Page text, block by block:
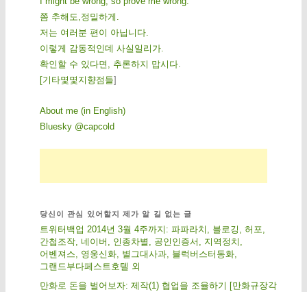
쫌 추해도,정밀하게.
저는 여러분 편이 아닙니다.
이렇게 감동적인데 사실일리가.
확인할 수 있다면, 추론하지 맙시다.
[기 타몇 몇 지 향점 들]
About me (in English)
Bluesky @capcold
당신이 관심 있어할지 제가 알 길 없는 글
트위터백업 2014년 3월 4주까지: 파파라치, 블로깅, 허포,
간첩조작, 네이버, 인종차별, 공인인증서, 지역정치,
어벤져스, 영웅신화, 별그대사과, 블럭버스터동화,
그랜드부다페스트호텔 외
만화로 돈을 벌어보자: 제작(1) 협업을 조율하기 [만화규장각